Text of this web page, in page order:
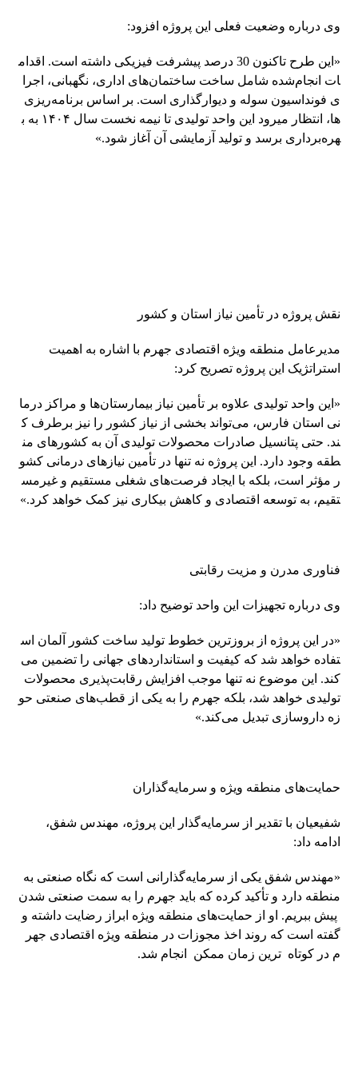
وی درباره وضعیت فعلی این پروژه افزود:
«این طرح تاکنون 30 درصد پیشرفت فیزیکی داشته است. اقدام
ات انجام‌شده شامل ساخت ساختمان‌های اداری، نگهبانی، اجرا
ی فونداسیون سوله و دیوارگذاری است. بر اساس برنامه‌ریزی‌
ها، انتظار میرود این واحد تولیدی تا نیمه نخست سال ۱۴۰۴ به ب
هره‌برداری برسد و تولید آزمایشی آن آغاز شود.»
نقش پروژه در تأمین نیاز استان و کشور
مدیرعامل منطقه ویژه اقتصادی جهرم با اشاره به اهمیت
استراتژیک این پروژه تصریح کرد:
«این واحد تولیدی علاوه بر تأمین نیاز بیمارستان‌ها و مراکز درما
نی استان فارس، می‌تواند بخشی از نیاز کشور را نیز برطرف ک
ند. حتی پتانسیل صادرات محصولات تولیدی آن به کشورهای من
طقه وجود دارد. این پروژه نه تنها در تأمین نیازهای درمانی کشو
ر مؤثر است، بلکه با ایجاد فرصت‌های شغلی مستقیم و غیرمس
تقیم، به توسعه اقتصادی و کاهش بیکاری نیز کمک خواهد کرد.»
فناوری مدرن و مزیت رقابتی
وی درباره تجهیزات این واحد توضیح داد:
«در این پروژه از بروزترین خطوط تولید ساخت کشور آلمان اس
تفاده خواهد شد که کیفیت و استانداردهای جهانی را تضمین می‌
کند. این موضوع نه تنها موجب افزایش رقابت‌پذیری محصولات
تولیدی خواهد شد، بلکه جهرم را به یکی از قطب‌های صنعتی حو
زه داروسازی تبدیل می‌کند.»
حمایت‌های منطقه ویژه و سرمایه‌گذاران
شفیعیان با تقدیر از سرمایه‌گذار این پروژه، مهندس شفق،
ادامه داد:
«مهندس شفق یکی از سرمایه‌گذارانی است که نگاه صنعتی به
منطقه دارد و تأکید کرده که باید جهرم را به سمت صنعتی شدن
پیش ببریم. او از حمایت‌های منطقه ویژه ابراز رضایت داشته و
گفته است که روند اخذ مجوزات در منطقه ویژه اقتصادی جهر
م در کوتاه ترین زمان ممکن انجام شد.